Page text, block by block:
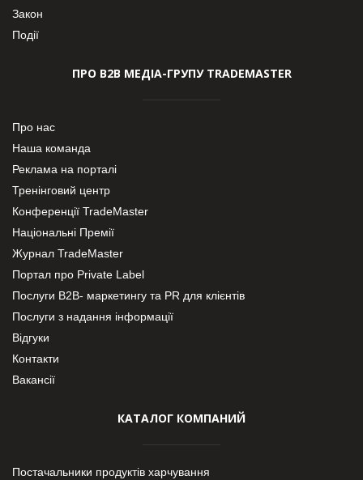
Закон
Події
ПРО В2В МЕДІА-ГРУПУ TRADEMASTER
Про нас
Наша команда
Реклама на порталі
Тренінговий центр
Конференції TradeMaster
Національні Премії
Журнал TradeMaster
Портал про Private Label
Послуги В2В- маркетингу та PR для клієнтів
Послуги з надання інформації
Відгуки
Контакти
Вакансії
КАТАЛОГ КОМПАНИЙ
Постачальники продуктів харчування